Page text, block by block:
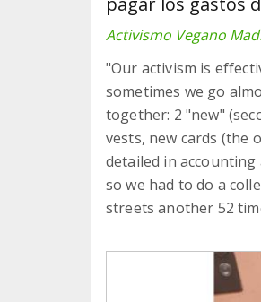
Activismo Vegano
"Our activism is
sometimes we go
together: 2 "new"
vests, new cards (the
detailed in
so we had to do a
streets another 52